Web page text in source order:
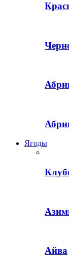
Ягоды
Айва